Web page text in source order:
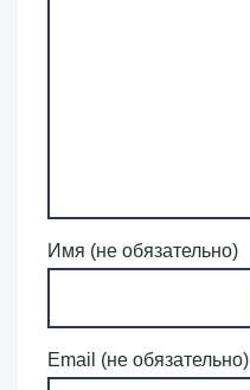
Имя (не обязательно)
Email (не обязательно)